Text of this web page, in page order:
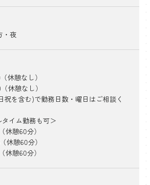
・夜
休憩なし）
休憩なし）
祝を含む)で勤務日数・曜日はご相談く
イム勤務も可＞
休憩60分）
休憩60分）
休憩60分）